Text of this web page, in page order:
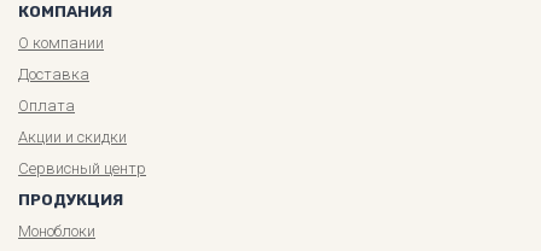
КОМПАНИЯ
О компании
Доставка
Оплата
Акции и скидки
Сервисный центр
ПРОДУКЦИЯ
Моноблоки